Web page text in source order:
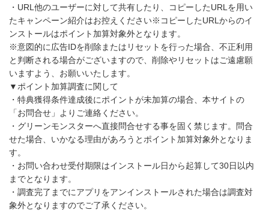
・URL他のユーザーに対して共有したり、コピーしたURLを用い
たキャンペーン紹介はお控えください※コピーしたURLからのイ
ンストールはポイント加算対象外となります。
※意図的に広告IDを削除またはリセットを行った場合、不正利用
と判断される場合がございますので、削除やリセットはご遠慮願
いますよう、お願いいたします。
▼ポイント加算調査に関して
・特典獲得条件達成後にポイントが未加算の場合、本サイトの
「お問合せ」よりご連絡ください。
・グリーンモンスターへ直接問合せする事を固く禁じます。問合
せた場合、いかなる理由があろうとポイント加算対象外となりま
す。
・お問い合わせ受付期限はインストール日から起算して30日以内
までとなります。
・調査完了までにアプリをアンインストールされた場合は調査対
象外となりますのでご了承ください。